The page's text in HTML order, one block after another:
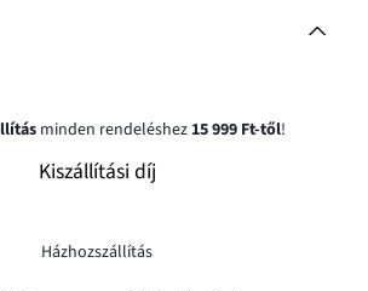
minden rendeléshez 15 999 Ft-től!
Kiszállítási díj
Házhozszállítás